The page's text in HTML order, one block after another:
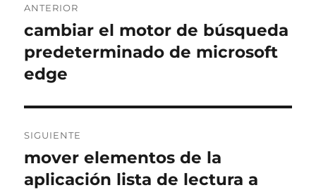
de
entradas
ANTERIOR
Entrada
anterior:
cambiar el motor de búsqueda
predeterminado de microsoft
edge
SIGUIENTE
Entrada
siguiente:
mover elementos de la
aplicación lista de lectura a